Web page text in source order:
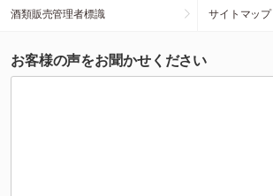
酒類販売管理者標識 サイトマップ
お客様の声をお聞かせください